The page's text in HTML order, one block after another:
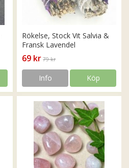
Rökelse, Stock Vit Salvia &
Fransk Lavendel
69 kr 79 kr
Info Köp